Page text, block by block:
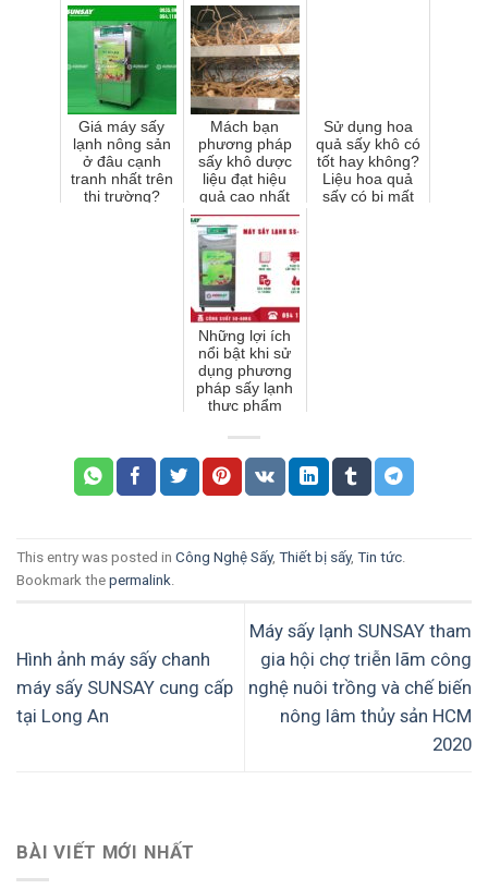
BÀI VIẾT MỚI NHẤT
nắng thiếu ổn
định
gia đình đến
nhà máy lớn
Giá máy sấy
lạnh nông sản
ở đâu cạnh
tranh nhất trên
thị trường?
Mách bạn
phương pháp
sấy khô dược
liệu đạt hiệu
quả cao nhất
Sử dụng hoa
quả sấy khô có
tốt hay không?
Liệu hoa quả
sấy có bị mất
Những lợi ích
nổi bật khi sử
dụng phương
pháp sấy lạnh
thực phẩm
This entry was posted in Công Nghệ Sấy, Thiết bị sấy, Tin tức.
Bookmark the permalink.
Hình ảnh máy sấy chanh
máy sấy SUNSAY cung cấp
tại Long An
Máy sấy lạnh SUNSAY tham
gia hội chợ triễn lãm công
nghệ nuôi trồng và chế biến
nông lâm thủy sản HCM
2020